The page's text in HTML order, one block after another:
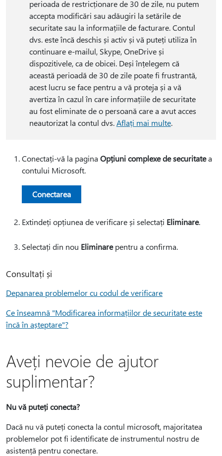
perioada de restricționare de 30 de zile, nu putem
accepta modificări sau adăugiri la setările de
securitate sau la informațiile de facturare. Contul
dvs. este încă deschis și activ și vă puteți utiliza în
continuare e-mailul, Skype, OneDrive și
dispozitivele, ca de obicei. Deși înțelegem că
această perioadă de 30 de zile poate fi frustrantă,
acest lucru se face pentru a vă proteja și a vă
avertiza în cazul în care informațiile de securitate
au fost eliminate de o persoană care a avut acces
neautorizat la contul dvs.Aflați mai multe.
Conectați-vă la pagina Opțiuni complexe de securitatea
contului Microsoft.
Conectarea
Extindeți opțiunea de verificare și selectați Eliminare.
Selectați din nou Eliminarepentru a confirma.
Consultați și
Depanarea problemelor cu codul de verificare
Ce înseamnă "Modificarea informațiilor de securitate este
încă în așteptare"?
Aveți nevoie de ajutor
suplimentar?
Nu vă puteți conecta?
Dacă nu vă puteți conecta la contul microsoft, majoritatea
problemelor pot fi identificate de instrumentul nostru de
asistență pentru conectare.